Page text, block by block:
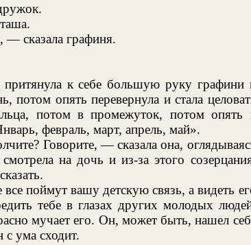
— сказала графиня.
к себе большую руку графини
потом опять перевернула и стала
потом в промежуток, потом опять
февраль, март, апрель, май».
Говорите, — сказала она,
на дочь и из-за этого
поймут вашу детскую связь, а видеть
тебе в глазах других молодых
мучает его. Он, может быть, нашел
с ума сходит.